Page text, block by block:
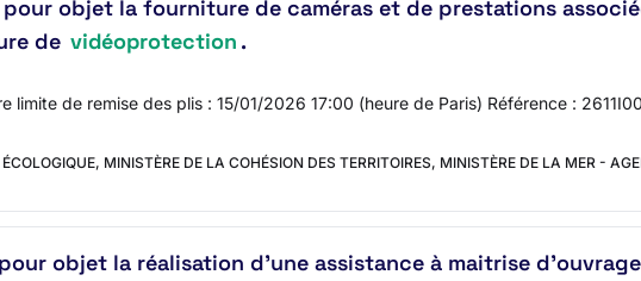
objet la fourniture de caméras et de prestations
de vidéoprotection .
limite de remise des plis : 15/01/2026 17:00 (heure de Paris) Référence :
MINISTÈRE DE LA COHÉSION DES TERRITOIRES, MINISTÈRE DE LA MER -
objet la réalisation d'une assistance à maitrise